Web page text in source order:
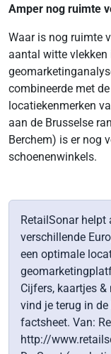
Amper nog ruimte
Waar is nog ruimte
aantal witte vlekken
combineerde met
locatiekenmerken
aan de Brusselse
Berchem) is er nog
schoenenwinkels.
RetailSonar helpt
verschillende
een optimale
Cijfers, kaartjes
vind je terug in
factsheet. Van:
http://